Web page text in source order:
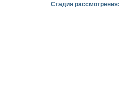
Стадия рассмотрения: